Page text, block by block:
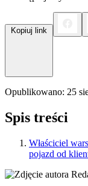
Opublikowano: 25
Spis treści
Właściciel
pojazd od